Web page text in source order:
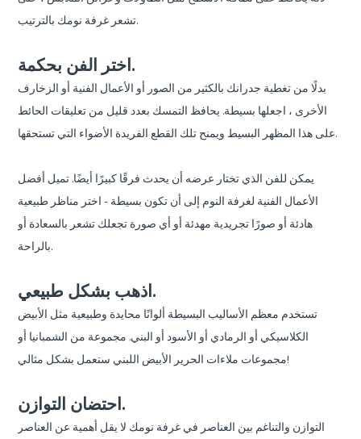
تشعر غرفة نومك بالترتيب.
اختر الفن بحكمة.
بدلًا من تغطية جدرانك بالكثير من الصور أو الأعمال الفنية أو الزخارف
الأخرى ، اجعلها بسيطة. يحافظ التمسك بعدد قليل من تعليقات الحائط
على هذا المظهر البسيط ويمنح تلك القطع الفريدة الأضواء التي تستحقها.
يمكن للفن الذي تختار عرضه أن يحدث فرقًا كبيرًا أيضًا. تميل أفضل
الأعمال الفنية لغرفة النوم إلى أن تكون بسيطة - اختر مناظر طبيعية
هادئة أو صورًا تجريدية مهدئة أو أي صورة تجعلك تشعر بالسعادة أو
بالراحة.
اذهب بشكل طبيعي.
تستخدم معظم الأساليب البسيطة ألوانًا محايدة وطبيعية مثل الأبيض
الكلاسيكي أو الرمادي أو الأسود أو البني. مجموعة من الشمبانيا أو
مجموعات ملاءات الحرير الأبيض اللبني ستعمل بشكل مثالي!
احتضان التوازن.
التوازن والتناغم بين العناصر في غرفة نومك لا يقل أهمية عن العناصر